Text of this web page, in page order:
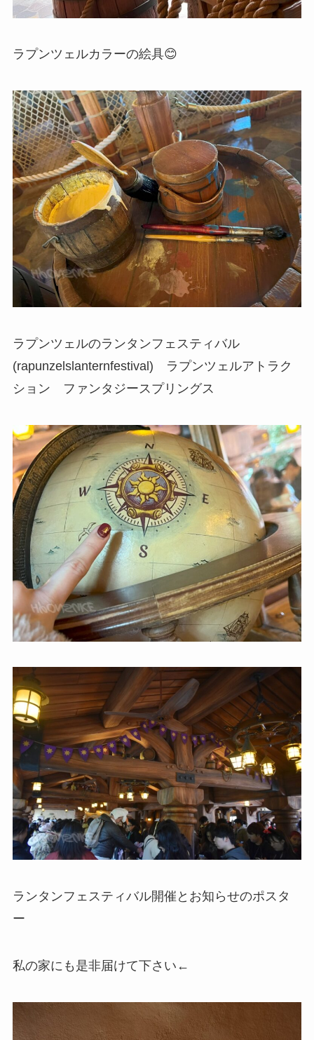
ラプンツェルカラーの絵具😊
ラプンツェルのランタンフェスティバル
(rapunzelslanternfestival) ラプンツェルアトラク
ション ファンタジースプリングス
ランタンフェスティバル開催とお知らせのポスタ
ー
私の家にも是非届けて下さい←